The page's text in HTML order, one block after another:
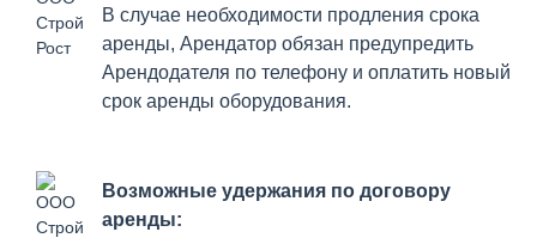
В случае необходимости продления срока
аренды, Арендатор обязан предупредить
Арендодателя по телефону и оплатить новый
срок аренды оборудования.
Возможные удержания по договору
аренды: